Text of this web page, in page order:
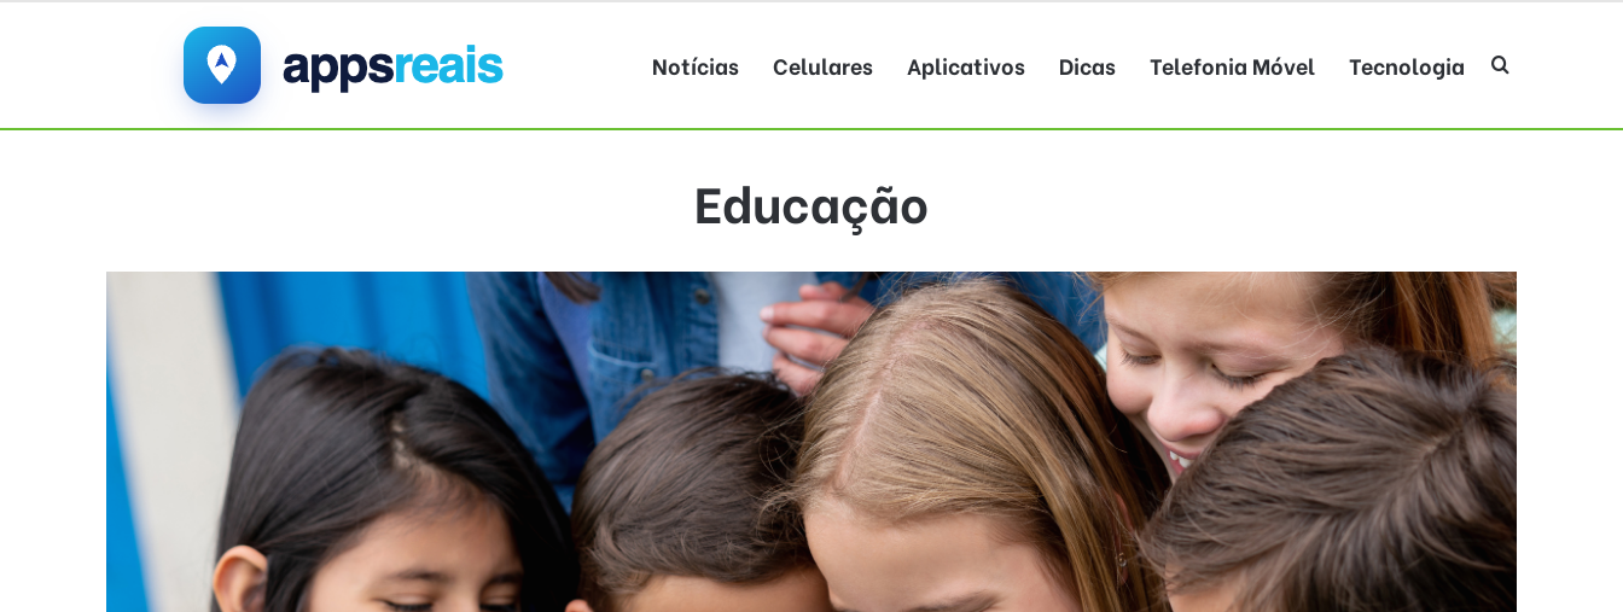
Notícias Celulares Aplicativos Dicas Telefonia Móvel Tecnologia Procurar por
Educação